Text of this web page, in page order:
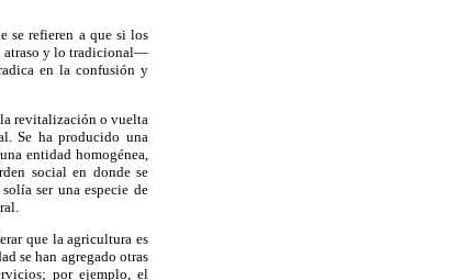
se refieren a que si los
atraso y lo tradicional—
en la confusión y
la revitalización o vuelta
Se ha producido una
entidad homogénea,
social en donde se
ser una especie de
que la agricultura es
se han agregado otras
por ejemplo, el